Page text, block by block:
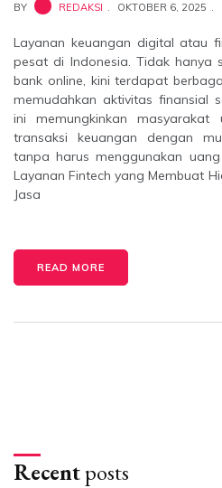
BY REDAKSI OKTOBER 6, 2025
Layanan keuangan digital atau
pesat di Indonesia. Tidak hanya
bank online, kini terdapat
memudahkan aktivitas finansial
ini memungkinkan masyarakat
transaksi keuangan dengan
tanpa harus menggunakan uang
Layanan Fintech yang Membuat
Jasa
READ MORE
Recentposts